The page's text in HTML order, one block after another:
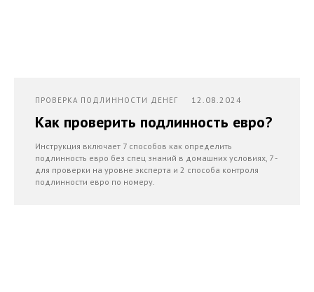
ПРОВЕРКА ПОДЛИННОСТИ ДЕНЕГ 12.08.2024
Как проверить подлинность евро?
Инструкция включает 7 способов как определить
подлинность евро без спец знаний в домашних условиях, 7 -
для проверки на уровне эксперта и 2 способа контроля
подлинности евро по номеру.